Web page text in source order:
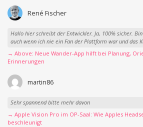
René Fischer
Hallo hier schreibt der Entwickler. Ja, 100% sicher.
auch wenn ich nie ein Fan der Plattform war und das
→ Above: Neue Wander-App hilft bei Planung,
Erinnerungen
martin86
Sehr spannend bitte mehr davon
→ Apple Vision Pro im OP-Saal: Wie Apples
beschleunigt